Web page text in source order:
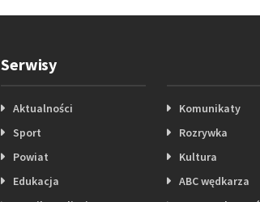
Serwisy
Aktualności
Sport
Powiat
Edukacja
Komunikaty
Rozrywka
Kultura
ABC wędkarza